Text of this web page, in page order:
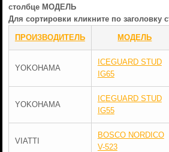
столбце МОДЕЛЬ
Для сортировки кликните по заголовку
ПРОИЗВОДИТЕЛЬ МОДЕЛЬ
YOKOHAMA
ICEGUARD STUD
IG65
YOKOHAMA
ICEGUARD STUD
IG55
VIATTI
BOSCO NORDICO
V-523